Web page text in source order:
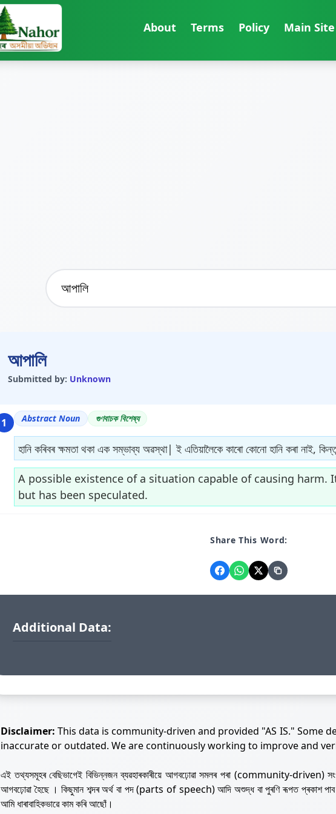
About Terms Policy Main Site
আপালি
Submitted by: Unknown
1 Abstract Noun গুণবাচক বিশেষ্য
হানি কৰিবৰ ক্ষমতা থকা এক সম্ভাব্য অৱস্থা| ই এতিয়ালৈকে কাৰো কোনো হানি কৰা নাই, কিন্তু
A possible existence of a situation capable of causing harm.
but has been speculated.
Share This Word:
Additional Data:
Disclaimer: This data is community-driven and provided "AS IS." Some
inaccurate or outdated. We are continuously working to improve and
এই তথ্যসমূহৰ বেছিভাগেই বিভিন্নজন ব্যৱহাৰকাৰীয়ে আগবঢ়োৱা সমলৰ পৰা (community-driven)
আগবঢ়োৱা হৈছে । কিছুমান শব্দৰ অৰ্থ বা পদ (parts of speech) আদি অশুদ্ধ বা পুৰণি ৰূপত প্ৰকাশ
আমি ধাৰাবাহিকভাৱে কাম কৰি আছোঁ।